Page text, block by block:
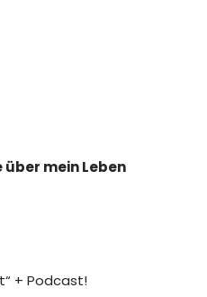
mein Leben
+ Podcast!